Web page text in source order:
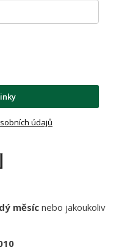
údajů
měsícnebo jakoukoliv